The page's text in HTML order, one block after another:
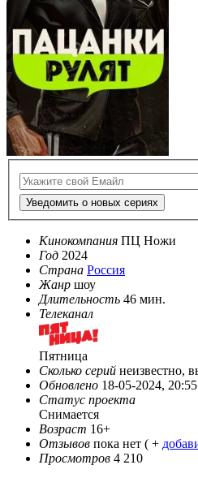
Уведомить о новых сериях
Кинокомпания ПЦ Ножи
Год 2024
Страна Россия
Жанр шоу
Длительность 46 мин.
Телеканал
Пятница
Сколько серий неизвестно,
Обновлено 18-05-2024,
Статус проекта
Снимается
Возраст 16+
Отзывов пока нет ( +
Просмотров 4 210